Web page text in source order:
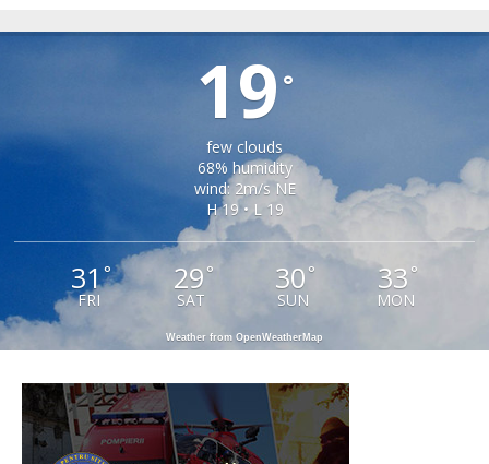
19°
few clouds
68% humidity
wind: 2m/s NE
H 19 • L 19
31°
FRI
29 °
SAT
30 °
SUN
33 °
MON
Weather from OpenWeatherMap